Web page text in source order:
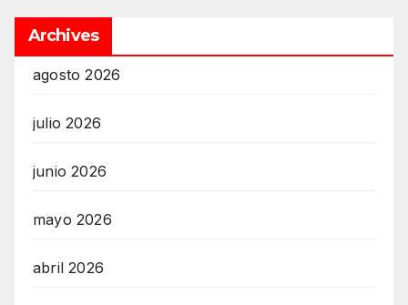
Archives
agosto 2026
julio 2026
junio 2026
mayo 2026
abril 2026